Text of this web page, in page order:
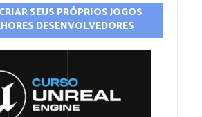
SEUS PRÓPRIOS JOGOS
DESENVOLVEDORES